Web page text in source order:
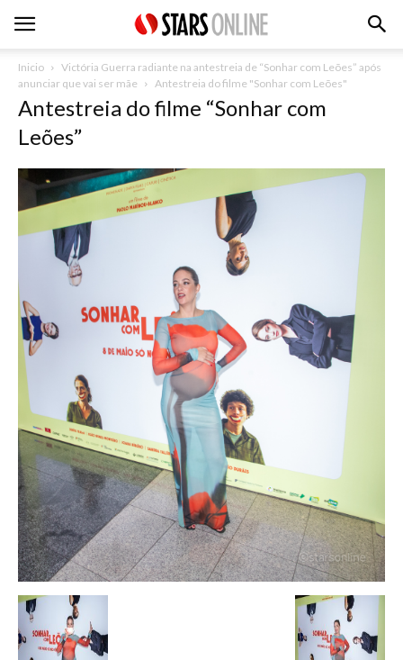
Inicio
Victória Guerra radiante na antestreia de “Sonhar com Leões” após
anunciar que vai ser mãe
Antestreia do filme "Sonhar com Leões"
Antestreia do filme “Sonhar com
Leões”